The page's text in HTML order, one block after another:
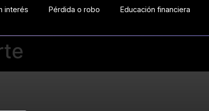
interés Pérdida o robo Educación financiera